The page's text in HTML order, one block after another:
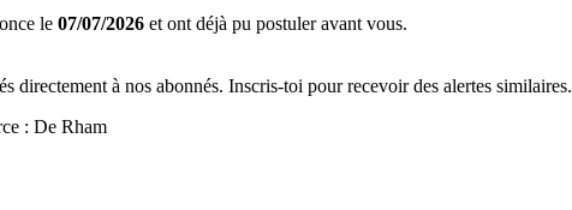
le 07/07/2026 et ont déjà pu postuler avant vous.
directement à nos abonnés. Inscris-toi pour recevoir des alertes similaires.
: De Rham